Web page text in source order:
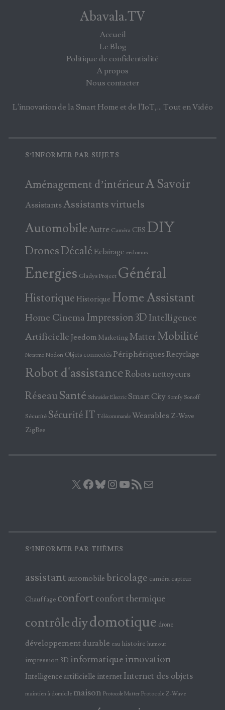
Abavala.TV
Accueil
Le Blog
Politique de confidentialité
A propos
Nous contacter
L'innovation de la Smart Home et de l'IoT,... Tout en Vidéo
S’INFORMER PAR SUJETS
Aménagement d’intérieurA Savoir
AssistantsAssistants virtuels
AutomobileAutre Caméra CES DIY
DronesDécalé Eclairage eedomus
Energies Gladys Project Général
Historique Historique Home Assistant
Home Cinema Impression 3DIntelligence
Artificielle Jeedom Marketing Matter Mobilité
Netatmo Nodon Objets connectés PériphériquesRecyclage
Robot d'assistance Robots nettoyeurs
RéseauSanté Schneider Electric Smart City Somfy Sonoff
Sécurité Sécurité IT Télécommande Wearables Z-Wave
ZigBee
X Facebook
Bluesky
Instagram
YouTube
Flux RSS
S’INFORMER PAR THÈMES
assistant automobile bricolage caméra capteur
Chauffage confort confort thermique
contrôlediydomotique drone
développement durable eau histoire humour
impression 3D informatique innovation
Intelligence artificielle internet Internet des objets
maintien à domicile maison Protocole Matter Protocole Z-Wave